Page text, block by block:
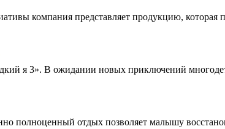
компания представляет продукцию,
я 3». В ожидании новых приключений
полноценный отдых позволяет малышу